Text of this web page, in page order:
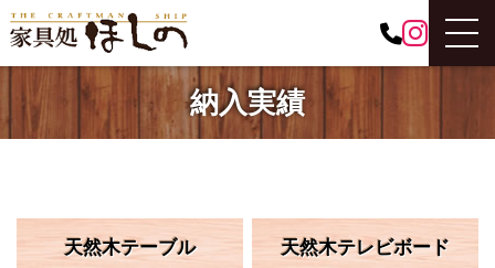
納入実績
天然木テーブル 天然木テレビボード